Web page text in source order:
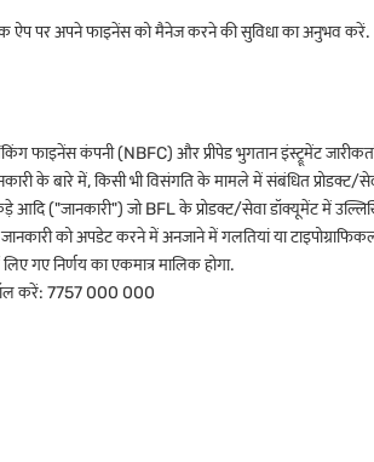
ऐप पर अपने फाइनेंस को मैनेज करने की सुविधा का अनुभव करें.
फाइनेंस कंपनी (NBFC) और प्रीपेड भुगतान इंस्ट्रूमेंट
के बारे में, किसी भी विसंगति के मामले में संबंधित प्रोडक्ट/
("जानकारी") जो BFL के प्रोडक्ट/सेवा डॉक्यूमेंट में
को अपडेट करने में अनजाने में गलतियां या
गए निर्णय का एकमात्र मालिक होगा.
करें: 7757 000 000